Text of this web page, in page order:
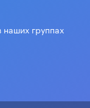
группах